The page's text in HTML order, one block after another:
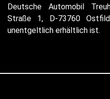
Deutsche Automobil
Straße 1, D-73760
unentgeltlich erhältlich ist.